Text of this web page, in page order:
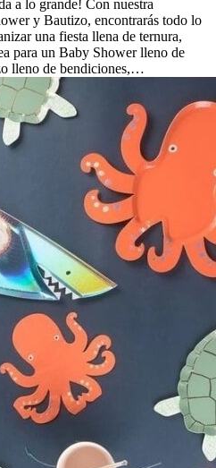
a lo grande! Con nuestra
y Bautizo, encontrarás todo lo
una fiesta llena de ternura,
para un Baby Shower lleno de
lleno de bendiciones,…